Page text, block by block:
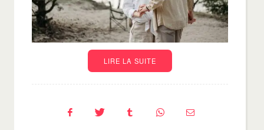
LIRE LA SUITE